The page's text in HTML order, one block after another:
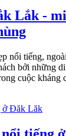
Lắk -
nổi tiếng,
bởi những
cuộc kháng